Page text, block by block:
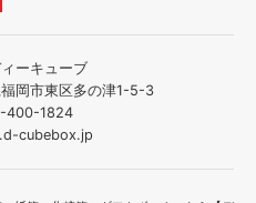
ーキューブ
岡市東区多の津1-5-3
400-1824
cubebox.jp